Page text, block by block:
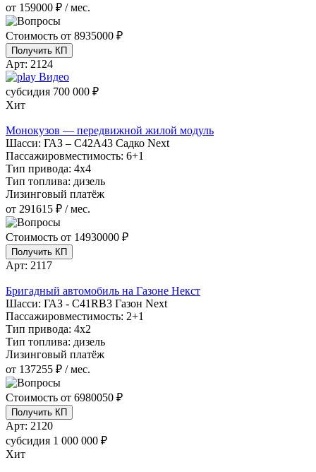
от 159000 ₽ / мес.
Стоимость от 8935000 ₽
Получить КП
Арт: 2124
Видео
субсидия 700 000 ₽
Хит
Монокузов — передвижной жилой модуль
Шасси: ГАЗ – С42А43 Садко Next
Пассажировместимость: 6+1
Тип привода: 4х4
Тип топлива: дизель
Лизинговый платёж
от 291615 ₽ / мес.
Стоимость от 14930000 ₽
Получить КП
Арт: 2117
Бригадный автомобиль на Газоне Некст
Шасси: ГАЗ - С41RB3 Газон Next
Пассажировместимость: 2+1
Тип привода: 4х2
Тип топлива: дизель
Лизинговый платёж
от 137255 ₽ / мес.
Стоимость от 6980050 ₽
Получить КП
Арт: 2120
субсидия 1 000 000 ₽
Хит